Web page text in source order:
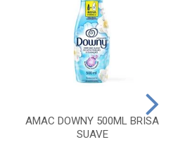
AMAC DOWNY 500ML BRISA
SUAVE